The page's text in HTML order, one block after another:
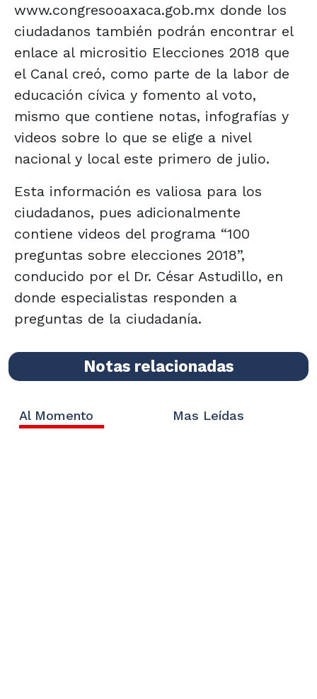
www.congresooaxaca.gob.mx donde los
ciudadanos también podrán encontrar el
enlace al micrositio Elecciones 2018 que
el Canal creó, como parte de la labor de
educación cívica y fomento al voto,
mismo que contiene notas, infografías y
videos sobre lo que se elige a nivel
nacional y local este primero de julio.
Esta información es valiosa para los
ciudadanos, pues adicionalmente
contiene videos del programa “100
preguntas sobre elecciones 2018”,
conducido por el Dr. César Astudillo, en
donde especialistas responden a
preguntas de la ciudadanía.
Notas relacionadas
Al Momento Mas Leídas